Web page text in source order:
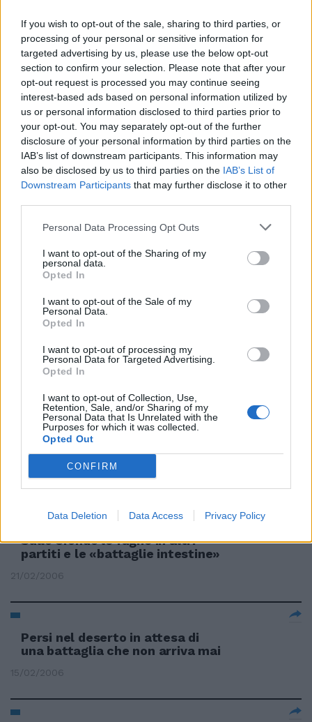
If you wish to opt-out of the sale, sharing to third parties, or
processing of your personal or sensitive information for
targeted advertising by us, please use the below opt-out
section to confirm your selection. Please note that after your
opt-out request is processed you may continue seeing
interest-based ads based on personal information utilized by
us or personal information disclosed to third parties prior to
your opt-out. You may separately opt-out of the further
disclosure of your personal information by third parties on the
IAB’s list of downstream participants. This information may
also be disclosed by us to third parties on the IAB’s List of
Downstream Participants that may further disclose it to other
Personal Data Processing Opt Outs
I want to opt-out of the Sharing of my
personal data.
Opted In
I want to opt-out of the Sale of my
Personal Data.
Opted In
I want to opt-out of processing my
Personal Data for Targeted Advertising.
Opted In
I want to opt-out of Collection, Use,
Retention, Sale, and/or Sharing of my
Personal Data that Is Unrelated with the
Purposes for which it was collected.
Opted Out
CONFIRM
Data Deletion Data Access Privacy Policy
di MAURIZIO GALLO LE DUE
coalizioni «corrono» per vincere
la battaglia delle urne.
04/04/2006
LO avevate lasciato nello studio
bastonato parlava della sua
battaglia ...
di FILIPPO CALERI NON CI stanno
gli spagnoli del Bbva ad aver
perso la battaglia per il
controllo della ...
08/03/2006
Battaglia sui numeri
01/03/2006
Nella Quercia prosegue la lotta
Sullo sfondo le fughe in altri
partiti e le «battaglie intestine»
21/02/2006
Persi nel deserto in attesa di
una battaglia che non arriva mai
15/02/2006